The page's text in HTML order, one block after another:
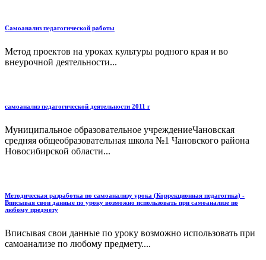
Самоанализ педагогической работы
Метод проектов на уроках культуры родного края и во
внеурочной деятельности...
самоанализ педагогической деятельности 2011 г
Муниципальное образовательное учреждениеЧановская
средняя общеобразовательная школа №1 Чановского района
Новосибирской области...
Методическая разработка по самоанализу урока (Коррекционная педагогика) -
Вписывая свои данные по уроку возможно использовать при самоанализе по
любому предмету
Вписывая свои данные по уроку возможно использовать при
самоанализе по любому предмету....